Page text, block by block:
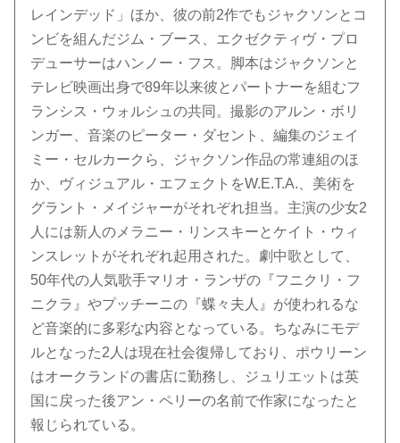
レインデッド」ほか、彼の前2作でもジャクソンとコ
ンビを組んだジム・ブース、エクゼクティヴ・プロ
デューサーはハンノー・フス。脚本はジャクソンと
テレビ映画出身で89年以来彼とパートナーを組むフ
ランシス・ウォルシュの共同。撮影のアルン・ボリ
ンガー、音楽のピーター・ダセント、編集のジェイ
ミー・セルカークら、ジャクソン作品の常連組のほ
か、ヴィジュアル・エフェクトをW.E.T.A.、美術を
グラント・メイジャーがそれぞれ担当。主演の少女2
人には新人のメラニー・リンスキーとケイト・ウィ
ンスレットがそれぞれ起用された。劇中歌として、
50年代の人気歌手マリオ・ランザの『フニクリ・フ
ニクラ』やプッチーニの『蝶々夫人』が使われるな
ど音楽的に多彩な内容となっている。ちなみにモデ
ルとなった2人は現在社会復帰しており、ポウリーン
はオークランドの書店に勤務し、ジュリエットは英
国に戻った後アン・ペリーの名前で作家になったと
報じられている。